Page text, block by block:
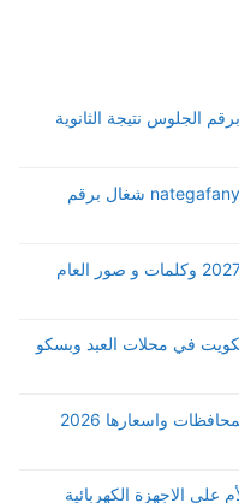
معرفة نتيجة الصف الثالث الثانوي 2026 برقم الجلوس نتيجة الثانوية
رابط نتيجة الدبلومات الفنية 2026 nategafany.emis شغال برقم
رسائل تهنئة رأس السنة الهجرية 1448- 2027 وكلمات و صور العام
2026 وعلب البسكويت في محلات العبد وبسكو
اجمل أماكن خروجة العيد في القاهرة والمحافظات واسعارها 2026
2026 في عيد الأم علي الاجهزة الكهربائية